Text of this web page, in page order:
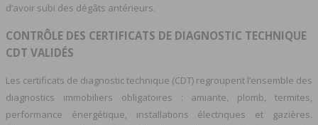
d’avoir subi des dégâts antérieurs.
CONTRÔLE DES CERTIFICATS DE DIAGNOSTIC TECHNIQUE
CDT VALIDÉS
Les certificats de diagnostic technique (CDT) regroupent l’ensemble des
diagnostics immobiliers obligatoires : amiante, plomb, termites,
performance énergétique, installations électriques et gazières.